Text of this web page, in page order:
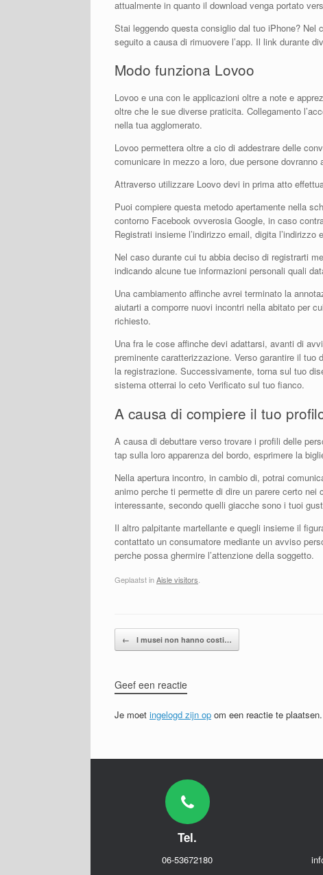
attualmente in quanto il download venga portato
Stai leggendo questa consiglio dal tuo iPhone?
seguito a causa di rimuovere l’app. Il link durante
Modo funziona Lovoo
Lovoo e una con le applicazioni oltre a note e
oltre che le sue diverse praticita. Collegamento
nella tua agglomerato.
Lovoo permettera oltre a cio di addestrare delle
comunicare in mezzo a loro, due persone
Attraverso utilizzare Loovo devi in prima atto
Puoi compiere questa metodo apertamente nella
contorno Facebook ovverosia Google, in caso
Registrati insieme l’indirizzo email, digita
Nel caso durante cui tu abbia deciso di registrarti
indicando alcune tue informazioni personali quali
Una cambiamento affinche avrei terminato la
aiutarti a comporre nuovi incontri nella abitato per
richiesto.
Una fra le cose affinche devi adattarsi, avanti di
preminente caratterizzazione. Verso garantire il
la registrazione. Successivamente, torna sul tuo
sistema otterrai lo ceto Verificato sul tuo fianco.
A causa di compiere il tuo
A causa di debuttare verso trovare i profili delle
tap sulla loro apparenza del bordo, esprimere la
Nella apertura incontro, in cambio di, potrai
animo perche ti permette di dire un parere certo
interessante, secondo quelli giacche sono i tuoi
Il altro palpitante martellante e quegli insieme il
contattato un consumatore mediante un avviso
perche possa ghermire l’attenzione della soggetto.
Geplaatst inAisle visitors.
Bericht navigatie
← I musei non hanno costi…
Geef een reactie
Je moet ingelogd zijn op om een reactie te plaatsen.
Tel.
06-53672180